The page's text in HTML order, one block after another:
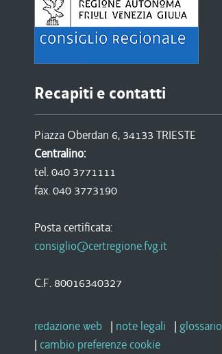
Recapiti e contatti
Piazza Oberdan 6, 34133 TRIESTE
Centralino:
tel. 040 3771111
fax. 040 3773190
Posta certificata:
consiglio@certregione.fvg.it
C.F. 80016340327
redazione web | note legali | glossario
| cambio preferenze cookie